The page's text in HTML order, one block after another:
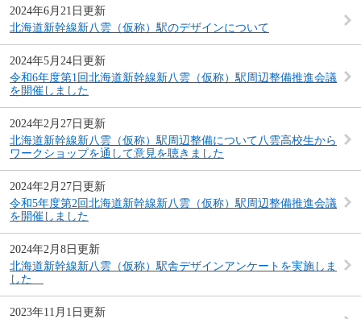
2024年6月21日更新
北海道新幹線新八雲（仮称）駅のデザインについて
2024年5月24日更新
令和6年度第1回北海道新幹線新八雲（仮称）駅周辺整備推進会議
を開催しました
2024年2月27日更新
北海道新幹線新八雲（仮称）駅周辺整備について八雲高校生から
ワークショップを通して意見を聴きました
2024年2月27日更新
令和5年度第2回北海道新幹線新八雲（仮称）駅周辺整備推進会議
を開催しました
2024年2月8日更新
北海道新幹線新八雲（仮称）駅舎デザインアンケートを実施しま
した
2023年11月1日更新